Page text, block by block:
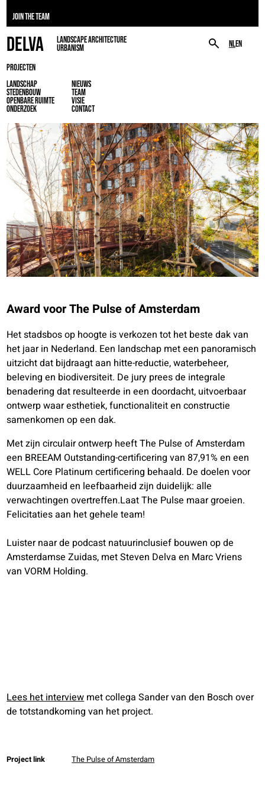
JOIN THE TEAM
NLEN
DELVA
LANDSCAPE ARCHITECTURE
URBANISM
PROJECTEN
LANDSCHAP
STEDENBOUW
OPENBARE RUIMTE
ONDERZOEK
NIEUWS
TEAM
VISIE
CONTACT
Award voor The Pulse of Amsterdam
Het stadsbos op hoogte is verkozen tot het beste dak van
het jaar in Nederland. Een landschap met een panoramisch
uitzicht dat bijdraagt aan hitte-reductie, waterbeheer,
beleving en biodiversiteit. De jury prees de integrale
benadering dat resulteerde in een doordacht, uitvoerbaar
ontwerp waar esthetiek, functionaliteit en constructie
samenkomen op een dak.
Met zijn circulair ontwerp heeft The Pulse of Amsterdam
een BREEAM Outstanding-certificering van 87,91% en een
WELL Core Platinum certificering behaald. De doelen voor
duurzaamheid en leefbaarheid zijn duidelijk: alle
verwachtingen overtreffen.Laat The Pulse maar groeien.
Felicitaties aan het gehele team!
Luister naar de podcast natuurinclusief bouwen op de
Amsterdamse Zuidas, met Steven Delva en Marc Vriens
van VORM Holding.
Lees het interviewmet collega Sander van den Bosch over
de totstandkoming van het project.
Project link The Pulse of Amsterdam